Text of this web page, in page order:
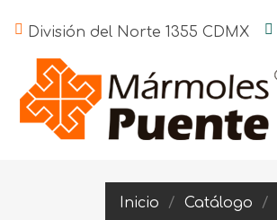
División del Norte 1355 CDMX
Inicio Catálogo